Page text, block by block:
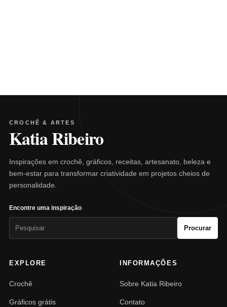
CROCHÊ & ARTES
Katia Ribeiro
Inspirações em crochê, gráficos, receitas, artesanato, beleza e
bem-estar para transformar criatividade em projetos cheios de
personalidade.
Encontre uma inspiração
Procurar
EXPLORE
Crochê
Gráficos grátis
INFORMAÇÕES
Sobre Katia Ribeiro
Contato